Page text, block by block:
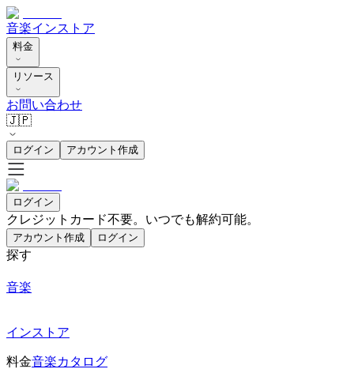
音楽インストア
料金
リソース
お問い合わせ
🇯🇵
ログイン アカウント作成
ログイン
クレジットカード不要。いつでも解約可能。
アカウント作成 ログイン
探す
音楽
インストア
料金音楽カタログ